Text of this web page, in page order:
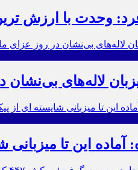
فرد: وحدت با ارزش
لاله‌های بی‌نشان
آماده این تا